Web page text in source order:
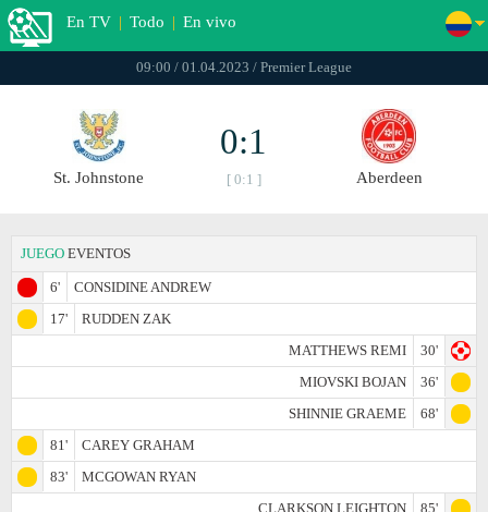
En TV | Todo | En vivo
09:00 / 01.04.2023 / Premier League
St. Johnstone
0:1
[ 0:1 ] Aberdeen
JUEGO EVENTOS
6'
CONSIDINE ANDREW
17'
RUDDEN ZAK
MATTHEWS REMI
30'
MIOVSKI BOJAN
36'
SHINNIE GRAEME
68'
81'
CAREY GRAHAM
83'
MCGOWAN RYAN
CLARKSON LEIGHTON
85'